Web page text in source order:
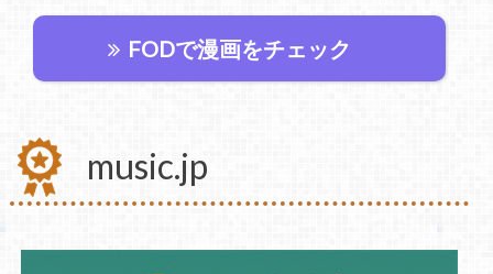
FODで漫画をチェック
music.jp